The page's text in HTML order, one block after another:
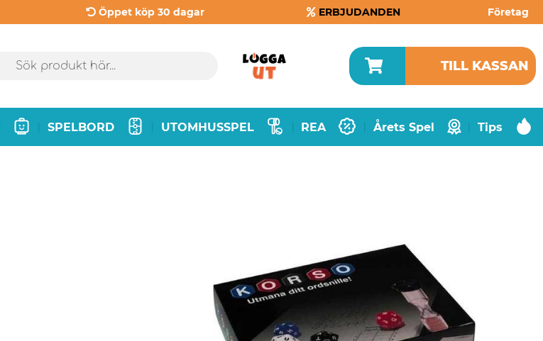
Öppet köp 30 dagar ERBJUDANDEN Företag
TILL KASSAN
SPELBORD UTOMHUSSPEL REA Årets Spel Tips